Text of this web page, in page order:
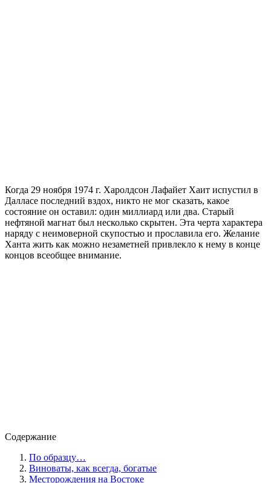
Когда 29 ноября 1974 г. Харолдсон Лафайет Хаит испустил в
Далласе последний вздох, никто не мог сказать, какое
состояние он оставил: один миллиард или два. Старый
нефтяной магнат был несколько скрытен. Эта черта характера
наряду с неимоверной скупостью и прославила его. Желание
Ханта жить как можно незаметней привлекло к нему в конце
концов всеобщее внимание.
Содержание
По образцу…
Виноваты, как всегда, богатые
Месторождения на Востоке